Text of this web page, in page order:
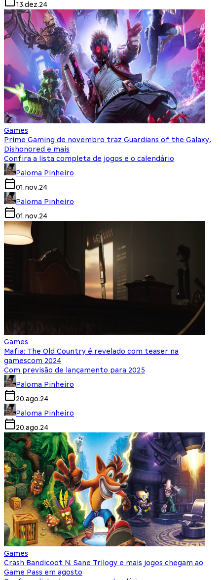
13.dez.24
Games
Prime Gaming de novembro traz Guardians of the Galaxy,
Dishonored e mais
Confira a lista completa de jogos e o calendário
Paloma Pinheiro
01.nov.24
Paloma Pinheiro
01.nov.24
Games
Mafia: The Old Country é revelado com teaser na
gamescom 2024
Com previsão de lançamento para 2025
Paloma Pinheiro
20.ago.24
Paloma Pinheiro
20.ago.24
Games
Crash Bandicoot N. Sane Trilogy e mais jogos chegam ao
Game Pass em agosto